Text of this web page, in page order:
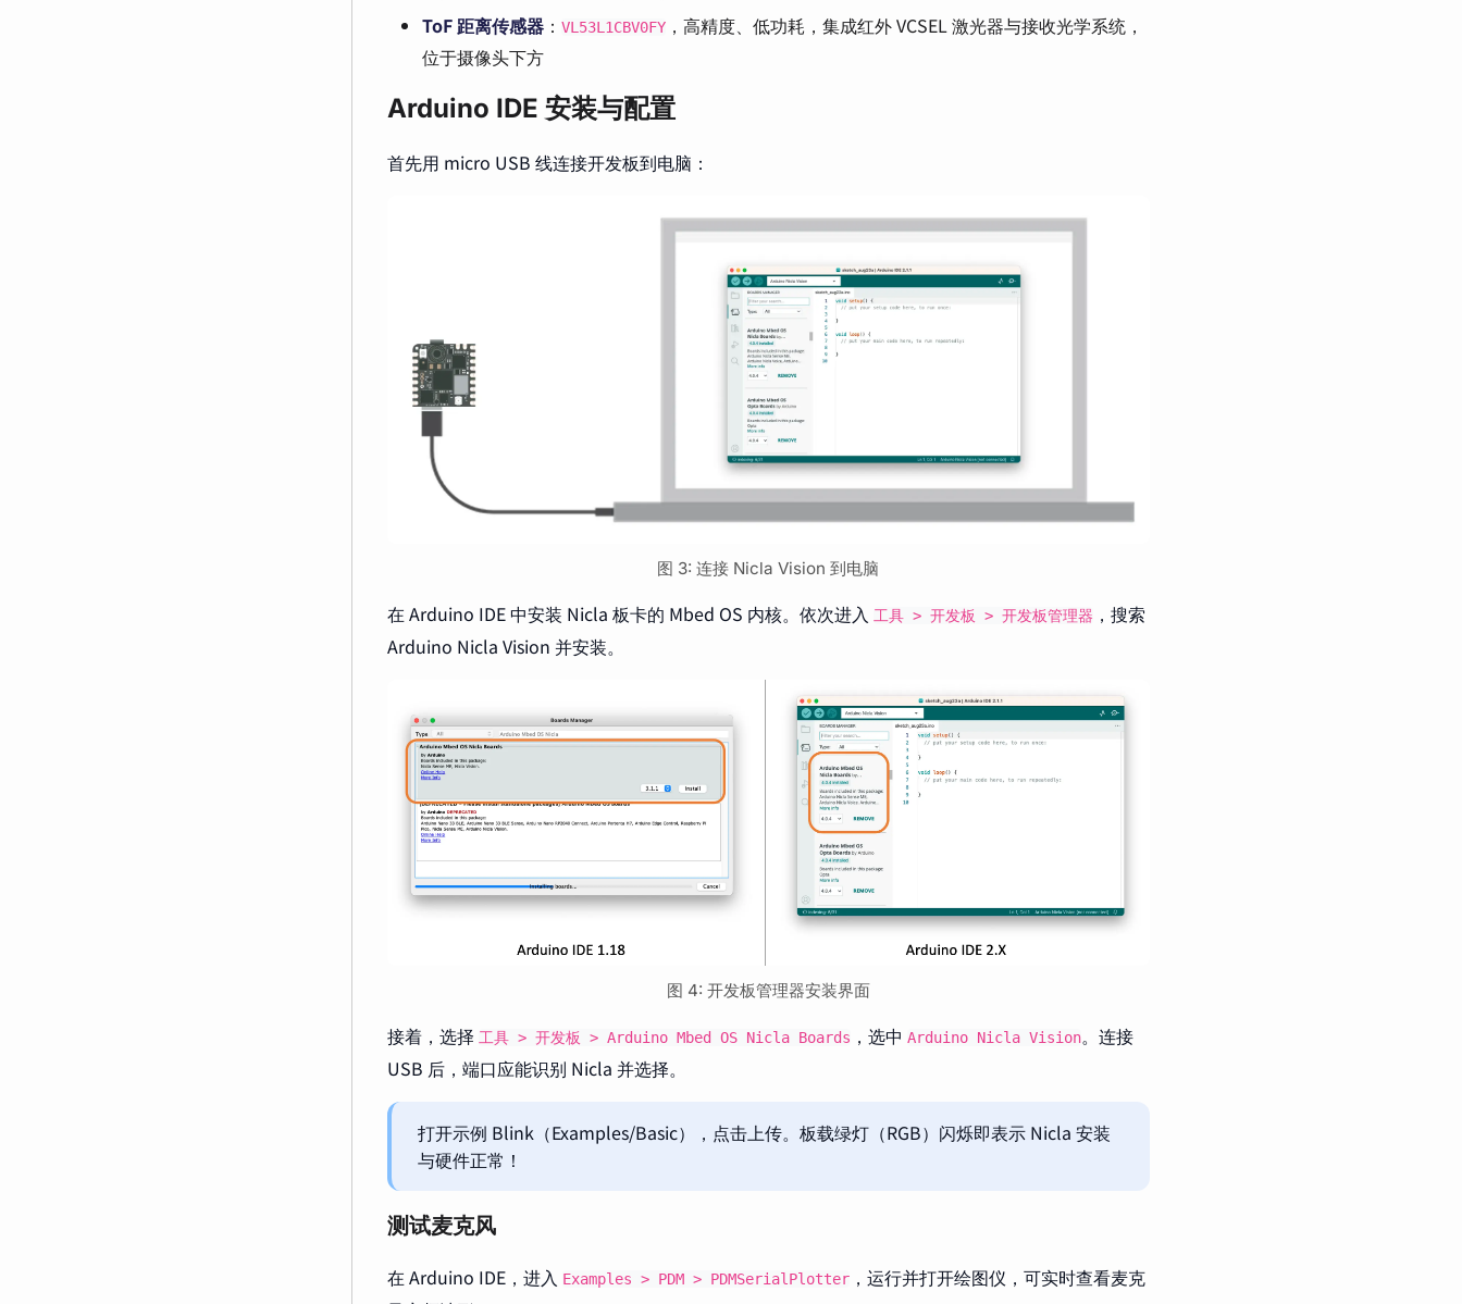
ToF 距离传感器 ： VL53L1CBV0FY ，高精度、低功耗，集成红外 VCSEL 激光器与接收光学系统，
位于摄像头下方
Arduino IDE 安装与配置
首先用 micro USB 线连接开发板到电脑：
图 3: 连接 Nicla Vision 到电脑
在 Arduino IDE 中安装 Nicla 板卡的 Mbed OS 内核。依次进入 工具 > 开发板 > 开发板管理器 ，搜索
Arduino Nicla Vision 并安装。
图 4: 开发板管理器安装界面
接着，选择 工具 > 开发板 > Arduino Mbed OS Nicla Boards ，选中 Arduino Nicla Vision。连接
USB 后，端口应能识别 Nicla 并选择。
打开示例 Blink（Examples/Basic），点击上传。板载绿灯（RGB）闪烁即表示 Nicla 安装
与硬件正常！
测试麦克风
在 Arduino IDE，进入 Examples > PDM > PDMSerialPlotter ，运行并打开绘图仪，可实时查看麦克